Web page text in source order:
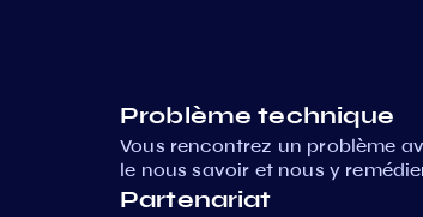
Problème technique
Vous rencontrez un problème
le nous savoir et nous y
Partenariat